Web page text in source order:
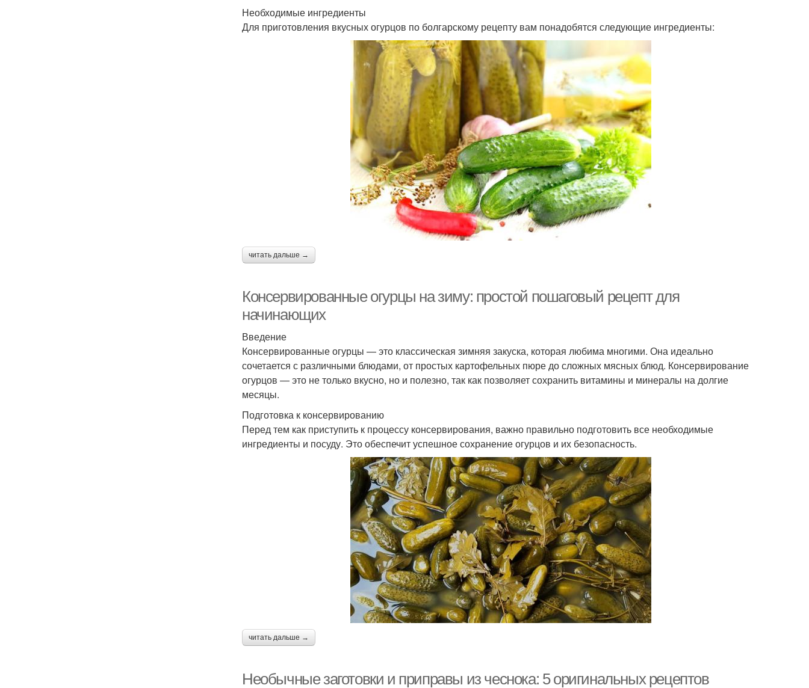
Необходимые ингредиенты
Для приготовления вкусных огурцов по болгарскому рецепту вам понадобятся следующие ингредиенты:
читать дальше →
Консервированные огурцы на зиму: простой пошаговый рецепт для
начинающих
Введение
Консервированные огурцы — это классическая зимняя закуска, которая любима многими. Она идеально
сочетается с различными блюдами, от простых картофельных пюре до сложных мясных блюд. Консервирование
огурцов — это не только вкусно, но и полезно, так как позволяет сохранить витамины и минералы на долгие
месяцы.
Подготовка к консервированию
Перед тем как приступить к процессу консервирования, важно правильно подготовить все необходимые
ингредиенты и посуду. Это обеспечит успешное сохранение огурцов и их безопасность.
читать дальше →
Необычные заготовки и приправы из чеснока: 5 оригинальных рецептов